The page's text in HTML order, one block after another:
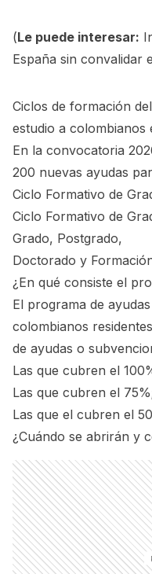
(Le puede interesar:
España sin convalidar
Ciclos de formación
estudio a colombianos
En la convocatoria
200 nuevas ayudas
Ciclo Formativo de
Ciclo Formativo de
Grado, Postgrado,
Doctorado y
¿En qué consiste el
El programa de
colombianos
de ayudas o
Las que cubren el
Las que cubren el
Las que el cubren el
¿Cuándo se abrirán y